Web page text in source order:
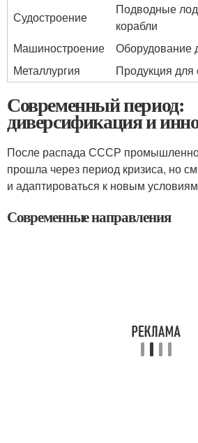
Судостроение
Подводные
корабли
Машиностроение
Оборудование
Металлургия
Продукция для
Современный период:
диверсификация и
После распада СССР
прошла через период кризиса, но
и адаптироваться к новым
Современные направления